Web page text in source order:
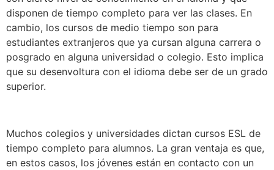
disponen de tiempo completo para ver las clases. En
cambio, los cursos de medio tiempo son para
estudiantes extranjeros que ya cursan alguna carrera o
posgrado en alguna universidad o colegio. Esto implica
que su desenvoltura con el idioma debe ser de un grado
superior.
Muchos colegios y universidades dictan cursos ESL de
tiempo completo para alumnos. La gran ventaja es que,
en estos casos, los jóvenes están en contacto con un